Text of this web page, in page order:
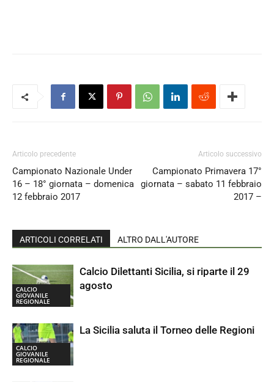
Articolo precedente
Campionato Nazionale Under
16 – 18° giornata – domenica
12 febbraio 2017
Articolo successivo
Campionato Primavera 17°
giornata – sabato 11 febbraio
2017 –
ARTICOLI CORRELATI ALTRO DALL'AUTORE
CALCIO
GIOVANILE
REGIONALE
Calcio Dilettanti Sicilia, si riparte il 29
agosto
CALCIO
GIOVANILE
REGIONALE
La Sicilia saluta il Torneo delle Regioni